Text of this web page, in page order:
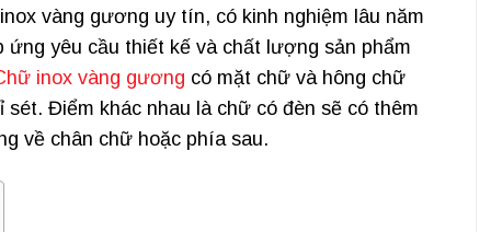
vàng gương uy tín, có kinh nghiệm lâu năm
yêu cầu thiết kế và chất lượng sản phẩm
inox vàng gương có mặt chữ và hông chữ
Điểm khác nhau là chữ có đèn sẽ có thêm
về chân chữ hoặc phía sau.